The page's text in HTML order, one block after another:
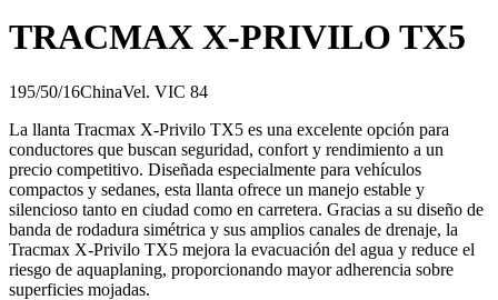
TRACMAX X-PRIVILO TX5
195/50/16ChinaVel. VIC 84
La llanta Tracmax X-Privilo TX5 es una excelente opción para
conductores que buscan seguridad, confort y rendimiento a un
precio competitivo. Diseñada especialmente para vehículos
compactos y sedanes, esta llanta ofrece un manejo estable y
silencioso tanto en ciudad como en carretera. Gracias a su diseño de
banda de rodadura simétrica y sus amplios canales de drenaje, la
Tracmax X-Privilo TX5 mejora la evacuación del agua y reduce el
riesgo de aquaplaning, proporcionando mayor adherencia sobre
superficies mojadas.